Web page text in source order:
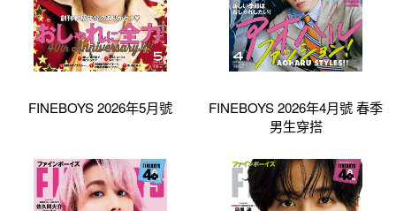
FINEBOYS 2026年5月號
FINEBOYS 2026年4月號 春季
男生穿搭